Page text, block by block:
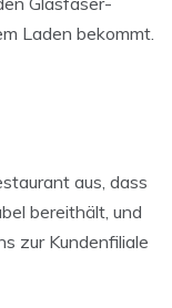
Laden bekommt.
aus, dass
bereithält, und
zur Kundenfiliale